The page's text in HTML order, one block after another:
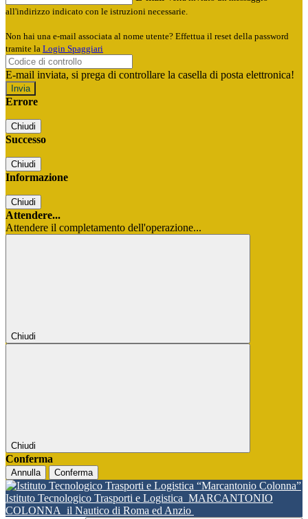
all'indirizzo indicato con le istruzioni necessarie.
Non hai una e-mail associata al nome utente? Effettua il reset della password
tramite la Login Spaggiari
E-mail inviata, si prega di controllare la casella di posta elettronica!
Errore
Chiudi
Successo
Chiudi
Informazione
Chiudi
Attendere...
Attendere il completamento dell'operazione...
Chiudi
Chiudi
Conferma
Annulla Conferma
Istituto Tecnologico Trasporti e Logistica MARCANTONIO
COLONNA il Nautico di Roma ed Anzio